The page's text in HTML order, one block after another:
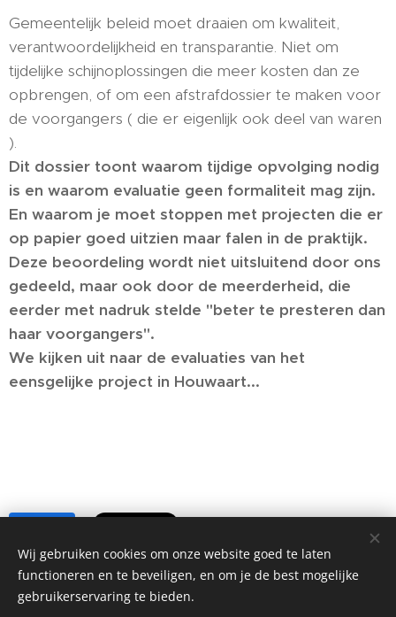
Gemeentelijk beleid moet draaien om kwaliteit,
verantwoordelijkheid en transparantie. Niet om
tijdelijke schijnoplossingen die meer kosten dan ze
opbrengen, of om een afstrafdossier te maken voor
de voorgangers ( die er eigenlijk ook deel van waren
).
Dit dossier toont waarom tijdige opvolging nodig
is en waarom evaluatie geen formaliteit mag zijn.
En waarom je moet stoppen met projecten die er
op papier goed uitzien maar falen in de praktijk.
Deze beoordeling wordt niet uitsluitend door ons
gedeeld, maar ook door de meerderheid, die
eerder met nadruk stelde "beter te presteren dan
haar voorgangers".
We kijken uit naar de evaluaties van het
eensgelijke project in Houwaart...
Wij gebruiken cookies om onze website goed te laten
functioneren en te beveiligen, en om je de best mogelijke
gebruikerservaring te bieden.